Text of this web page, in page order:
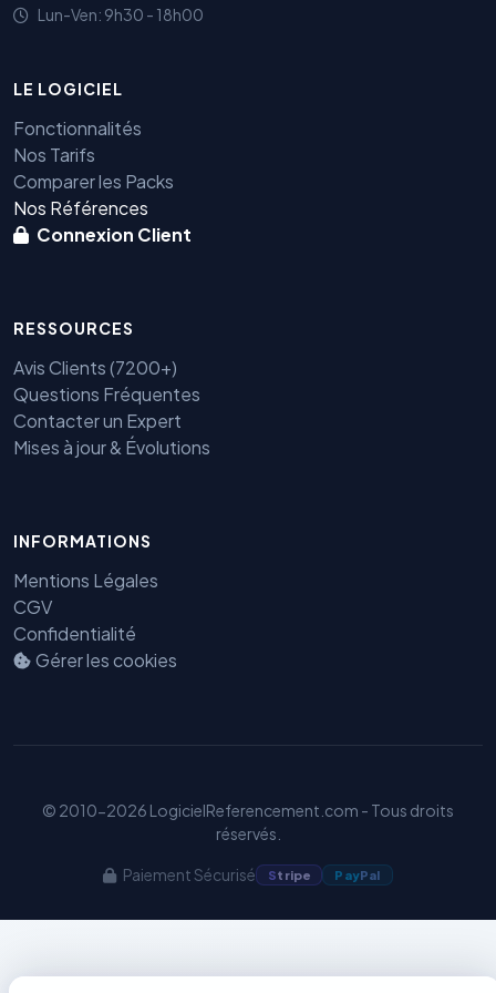
Lun-Ven: 9h30 - 18h00
LE LOGICIEL
Fonctionnalités
Nos Tarifs
Comparer les Packs
Nos Références
Connexion Client
RESSOURCES
Avis Clients (7200+)
Questions Fréquentes
Contacter un Expert
Mises à jour & Évolutions
INFORMATIONS
Mentions Légales
CGV
Confidentialité
Gérer les cookies
© 2010-2026 LogicielReferencement.com - Tous droits
réservés.
Paiement Sécurisé Stripe PayPal